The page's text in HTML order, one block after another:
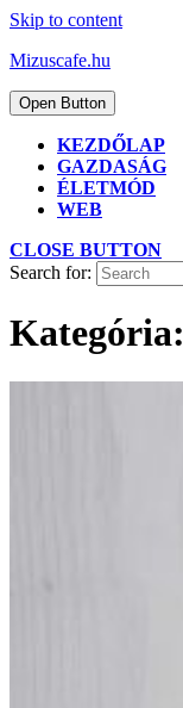
Skip to content
Mizuscafe.hu
Open Button
KEZDŐLAP
GAZDASÁG
ÉLETMÓD
WEB
CLOSE BUTTON
Search for:
Kategória: